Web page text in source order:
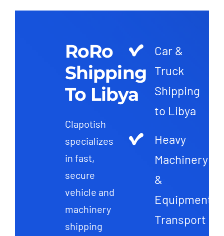
RoRo
Shipping
To Libya
Clapotish
specializes
in fast,
secure
vehicle and
machinery
shipping
Car &
Truck
Shipping
to Libya
Heavy
Machinery
&
Equipment
Transport